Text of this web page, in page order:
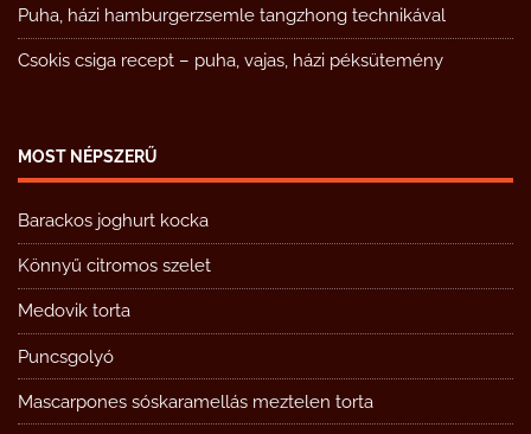
Puha, házi hamburgerzsemle tangzhong technikával
Csokis csiga recept – puha, vajas, házi péksütemény
MOST NÉPSZERŰ
Barackos joghurt kocka
Könnyű citromos szelet
Medovik torta
Puncsgolyó
Mascarpones sóskaramellás meztelen torta